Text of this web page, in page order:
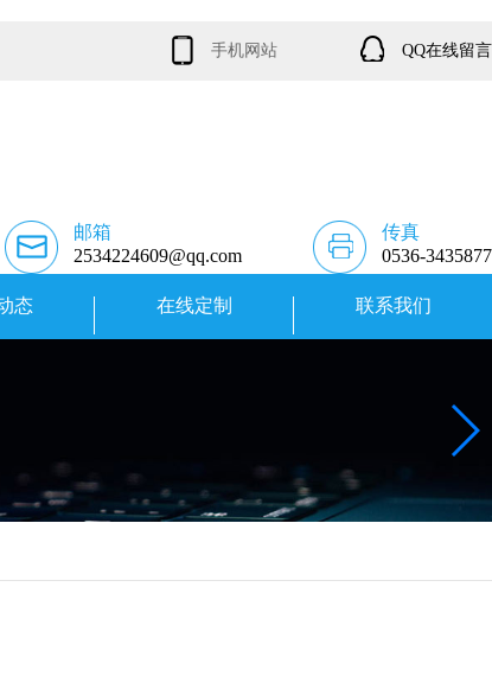
手机网站 QQ在线留言
邮箱
2534224609@qq.com
传真
0536-3435877
态 在线定制 联系我们